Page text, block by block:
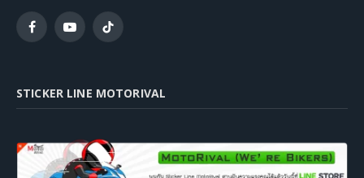
FacebookYouTubeTikTok
STICKER LINE MOTORIVAL